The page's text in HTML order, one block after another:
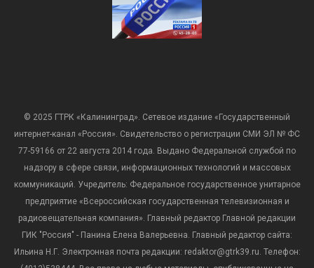
© 2025 ГТРК «Калининград». Сетевое издание «Государственный
интернет-канал «Россия». Свидетельство о регистрации СМИ ЭЛ № ФС
77-59166 от 22 августа 2014 года. Выдано Федеральной службой по
надзору в сфере связи, информационных технологий и массовых
коммуникаций. Учредитель: Федеральное государственное унитарное
предприятие «Всероссийская государственная телевизионная и
радиовещательная компания». Главный редактор Главной редакции
ГИК "Россия" - Панина Елена Валерьевна. Главный редактор сайта:
Ильина Н.Г. Электронная почта редакции: redaktor@gtrk39.ru. Телефон: